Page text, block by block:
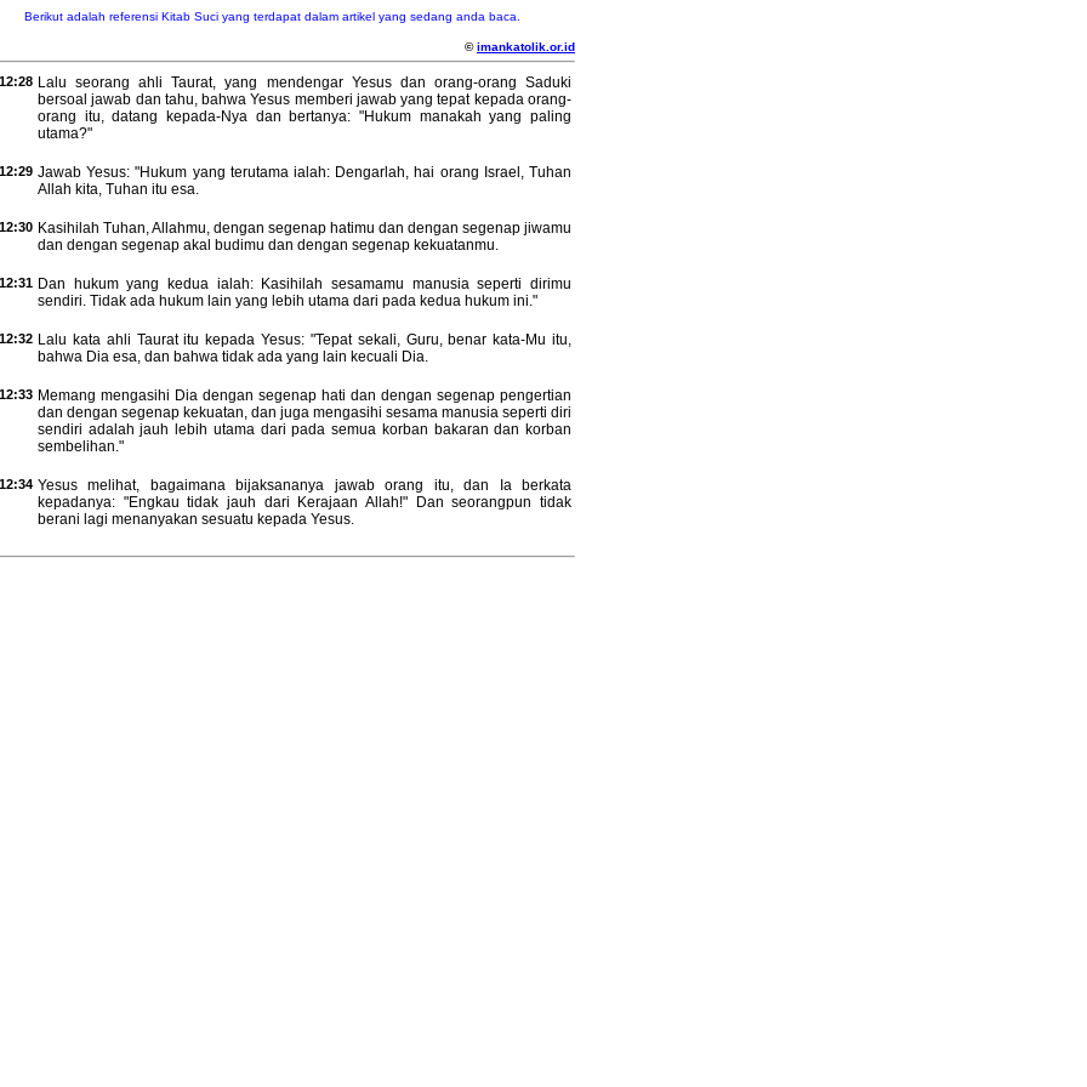
Berikut adalah referensi Kitab Suci yang terdapat dalam artikel yang sedang anda baca.
©imankatolik.or.id
Lalu seorang ahli Taurat, yang mendengar Yesus dan orang-orang Saduki
bersoal jawab dan tahu, bahwa Yesus memberi jawab yang tepat kepada orang-
orang itu, datang kepada-Nya dan bertanya: "Hukum manakah yang paling
utama?"
Jawab Yesus: "Hukum yang terutama ialah: Dengarlah, hai orang Israel, Tuhan
Allah kita, Tuhan itu esa.
Kasihilah Tuhan, Allahmu, dengan segenap hatimu dan dengan segenap jiwamu
dan dengan segenap akal budimu dan dengan segenap kekuatanmu.
Dan hukum yang kedua ialah: Kasihilah sesamamu manusia seperti dirimu
sendiri. Tidak ada hukum lain yang lebih utama dari pada kedua hukum ini."
Lalu kata ahli Taurat itu kepada Yesus: "Tepat sekali, Guru, benar kata-Mu itu,
bahwa Dia esa, dan bahwa tidak ada yang lain kecuali Dia.
Memang mengasihi Dia dengan segenap hati dan dengan segenap pengertian
dan dengan segenap kekuatan, dan juga mengasihi sesama manusia seperti diri
sendiri adalah jauh lebih utama dari pada semua korban bakaran dan korban
sembelihan."
Yesus melihat, bagaimana bijaksananya jawab orang itu, dan Ia berkata
kepadanya: "Engkau tidak jauh dari Kerajaan Allah!" Dan seorangpun tidak
berani lagi menanyakan sesuatu kepada Yesus.